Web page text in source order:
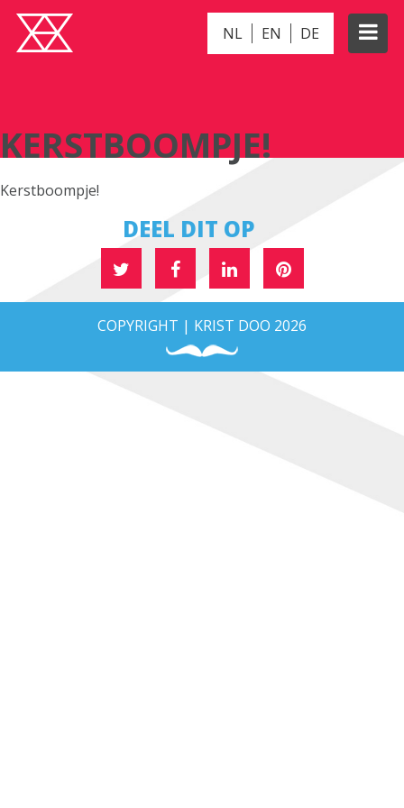
NL EN DE
KERSTBOOMPJE!
Kerstboompje!
DEEL DIT OP
COPYRIGHT | KRIST DOO 2026